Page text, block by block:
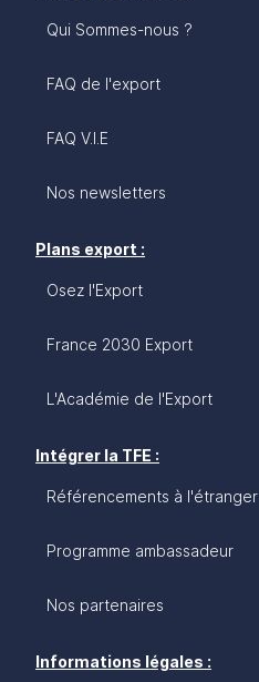
Qui Sommes-nous ?
FAQ de l'export
FAQ V.I.E
Nos newsletters
Plans export :
Osez l'Export
France 2030 Export
L'Académie de l'Export
Intégrer la TFE :
Référencements à l'étranger
Programme ambassadeur
Nos partenaires
Informations légales :